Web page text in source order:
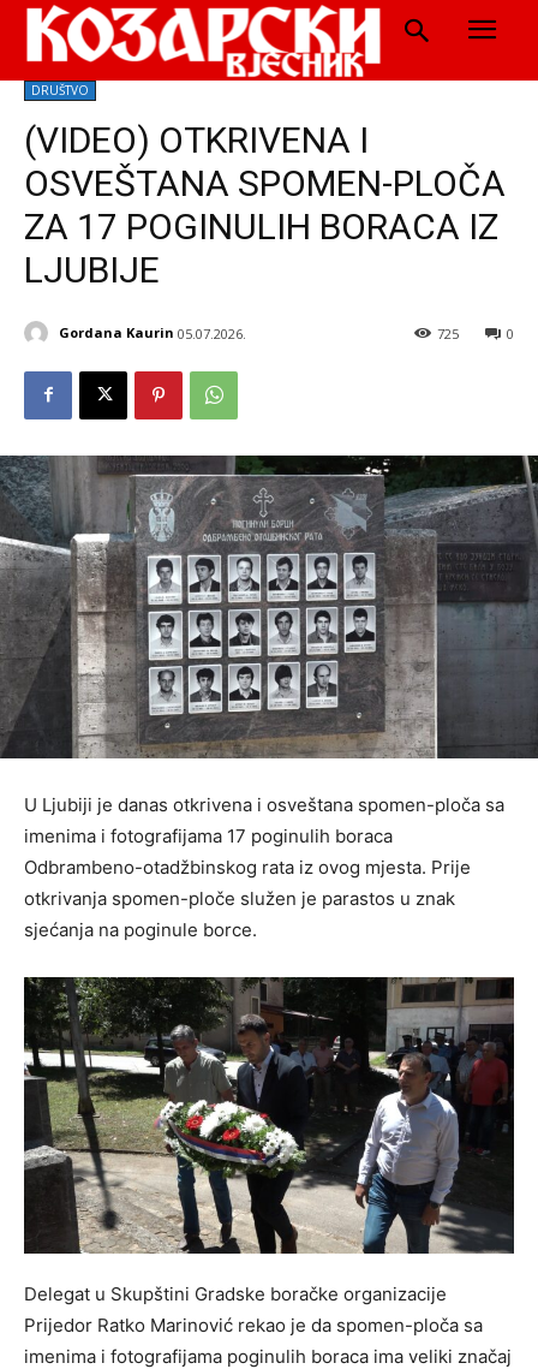
DRUŠTVO
(VIDEO) OTKRIVENA I
OSVEŠTANA SPOMEN-PLOČA
ZA 17 POGINULIH BORACA IZ
LJUBIJE
Gordana Kaurin 05.07.2026. 0
725
U Ljubiji je danas otkrivena i osveštana spomen-ploča sa
imenima i fotografijama 17 poginulih boraca
Odbrambeno-otadžbinskog rata iz ovog mjesta. Prije
otkrivanja spomen-ploče služen je parastos u znak
sjećanja na poginule borce.
Delegat u Skupštini Gradske boračke organizacije
Prijedor Ratko Marinović rekao je da spomen-ploča sa
imenima i fotografijama poginulih boraca ima veliki značaj